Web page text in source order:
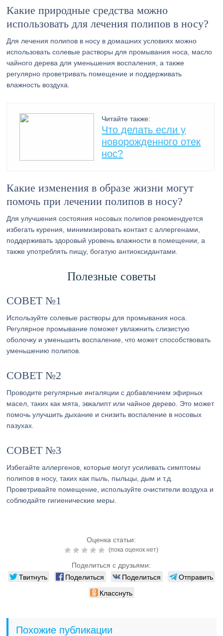
Какие природные средства можно
использовать для лечения полипов в носу?
Для лечения полипов в носу в домашних условиях можно
использовать солевые растворы для промывания носа, масло
чайного дерева для уменьшения воспаления, а также
регулярно проветривать помещение и поддерживать
влажность воздуха.
Читайте также:
Что делать если у
новорожденного отек
нос?
Какие изменения в образе жизни могут
помочь при лечении полипов в носу?
Для улучшения состояния носовых полипов рекомендуется
избегать курения, минимизировать контакт с аллергенами,
поддерживать здоровый уровень влажности в помещении, а
также употреблять пищу, богатую антиоксидантами.
Полезные советы
СОВЕТ №1
Используйте солевые растворы для промывания носа.
Регулярное промывание поможет увлажнить слизистую
оболочку и уменьшить воспаление, что может способствовать
уменьшению полипов.
СОВЕТ №2
Проводите регулярные ингаляции с добавлением эфирных
масел, таких как мята, эвкалипт или чайное дерево. Это может
помочь улучшить дыхание и снизить воспаление в носовых
пазухах.
СОВЕТ №3
Избегайте аллергенов, которые могут усиливать симптомы
полипов в носу, таких как пыль, пыльцы, дым и т.д.
Проветривайте помещение, используйте очистители воздуха и
соблюдайте гигиенические меры.
Оценка статьи:
(пока оценок нет)
Поделиться с друзьями:
Твитнуть Поделиться Поделиться
Отправить
Класснуть
Похожие публикации